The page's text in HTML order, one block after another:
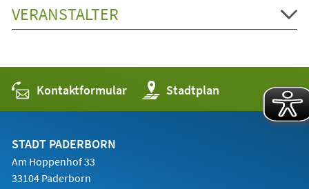
VERANSTALTER
Kontaktformular Stadtplan
(Öffnet
in
einem
STADT PADERBORN
Am Hoppenhof 33
33104 Paderborn